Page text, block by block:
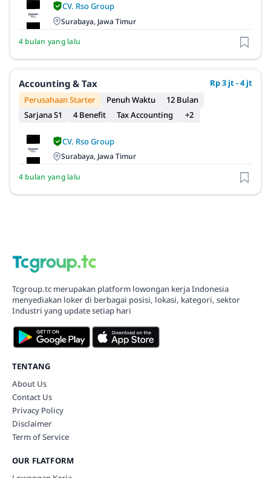
CV. Rso Group
Surabaya, Jawa Timur
4 bulan yang lalu
Accounting & Tax
Rp 3 jt - 4 jt
Perusahaan Starter
Penuh Waktu
12 Bulan
Sarjana S1
4 Benefit Tax Accounting +2
CV. Rso Group
Surabaya, Jawa Timur
4 bulan yang lalu
Tcgroup.tc merupakan platform lowongan kerja Indonesia
menyediakan loker di berbagai posisi, lokasi, kategori, sektor
Industri yang update setiap hari
TENTANG
About Us
Contact Us
Privacy Policy
Disclaimer
Term of Service
OUR FLATFORM